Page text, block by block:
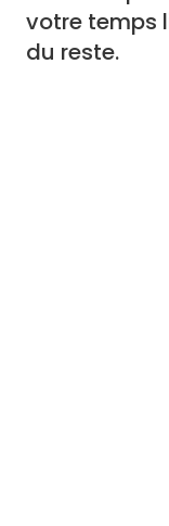
votre temps
du reste.